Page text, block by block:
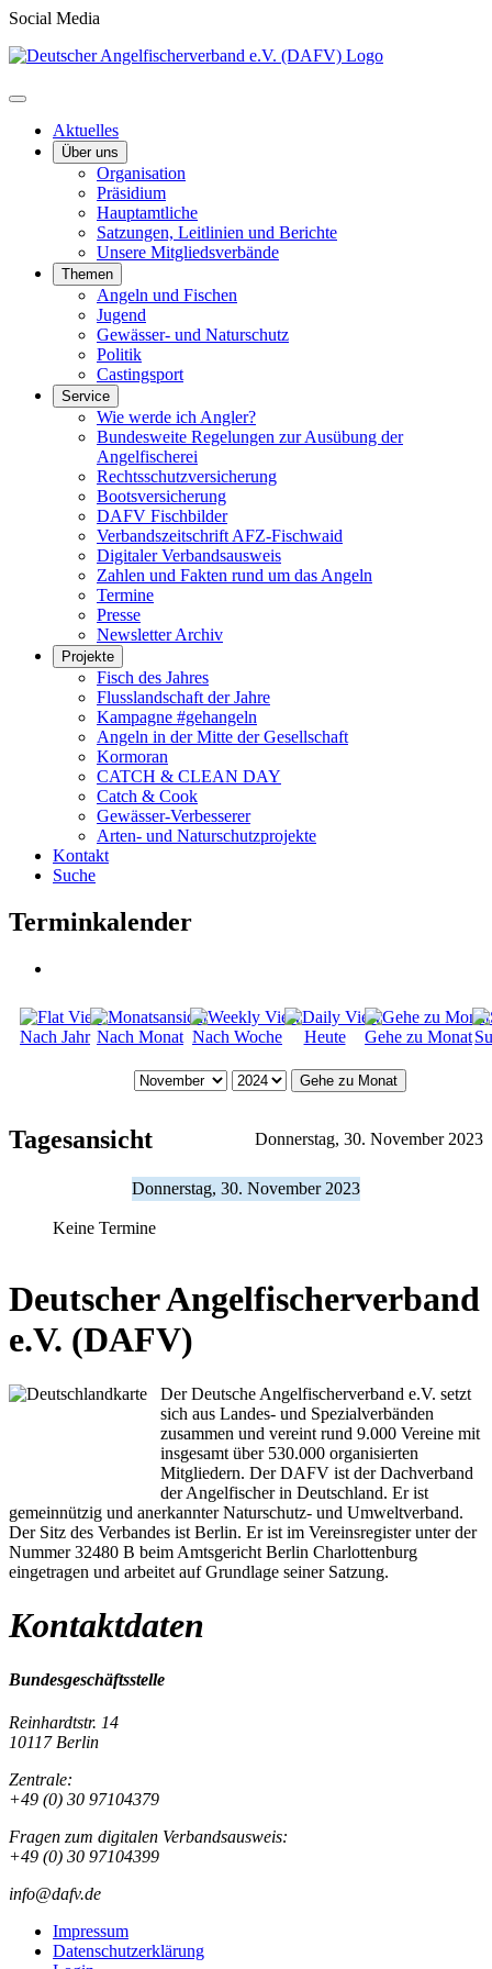
Social Media
Aktuelles
Über uns
Organisation
Präsidium
Hauptamtliche
Satzungen, Leitlinien und Berichte
Unsere Mitgliedsverbände
Themen
Angeln und Fischen
Jugend
Gewässer- und Naturschutz
Politik
Castingsport
Service
Wie werde ich Angler?
Bundesweite Regelungen zur Ausübung der
Angelfischerei
Rechtsschutzversicherung
Bootsversicherung
DAFV Fischbilder
Verbandszeitschrift AFZ-Fischwaid
Digitaler Verbandsausweis
Zahlen und Fakten rund um das Angeln
Termine
Presse
Newsletter Archiv
Projekte
Fisch des Jahres
Flusslandschaft der Jahre
Kampagne #gehangeln
Angeln in der Mitte der Gesellschaft
Kormoran
CATCH & CLEAN DAY
Catch & Cook
Gewässer-Verbesserer
Arten- und Naturschutzprojekte
Kontakt
Suche
Terminkalender
Nach Jahr Nach Monat Nach Woche Heute Gehe zu Monat
Gehe zu Monat
Tagesansicht Donnerstag, 30. November 2023
Donnerstag, 30. November 2023
Keine Termine
Deutscher Angelfischerverband
e.V. (DAFV)
Der Deutsche Angelfischerverband e.V. setzt
sich aus Landes- und Spezialverbänden
zusammen und vereint rund 9.000 Vereine mit
insgesamt über 530.000 organisierten
Mitgliedern. Der DAFV ist der Dachverband
der Angelfischer in Deutschland. Er ist
gemeinnützig und anerkannter Naturschutz- und Umweltverband.
Der Sitz des Verbandes ist Berlin. Er ist im Vereinsregister unter der
Nummer 32480 B beim Amtsgericht Berlin Charlottenburg
eingetragen und arbeitet auf Grundlage seiner Satzung.
Kontaktdaten
Bundesgeschäftsstelle
Reinhardtstr. 14
10117 Berlin
Zentrale:
+49 (0) 30 97104379
Fragen zum digitalen Verbandsausweis:
+49 (0) 30 97104399
info@dafv.de
Impressum
Datenschutzerklärung